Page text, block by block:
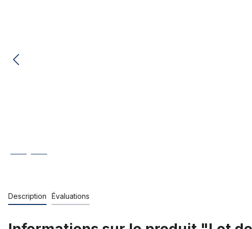
Description Évaluations